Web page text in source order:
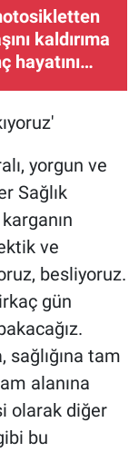
kaldırıma
hayatını
yorgun ve
Sağlık
ve
besliyoruz.
gün
tam
alanına
olarak diğer
bu